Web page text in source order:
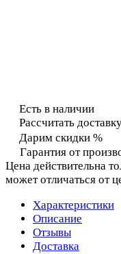
Есть в наличии
Рассчитать
Дарим скидки %
Гарантия от
Цена действительна
может отличаться от
Характеристики
Описание
Отзывы
Доставка